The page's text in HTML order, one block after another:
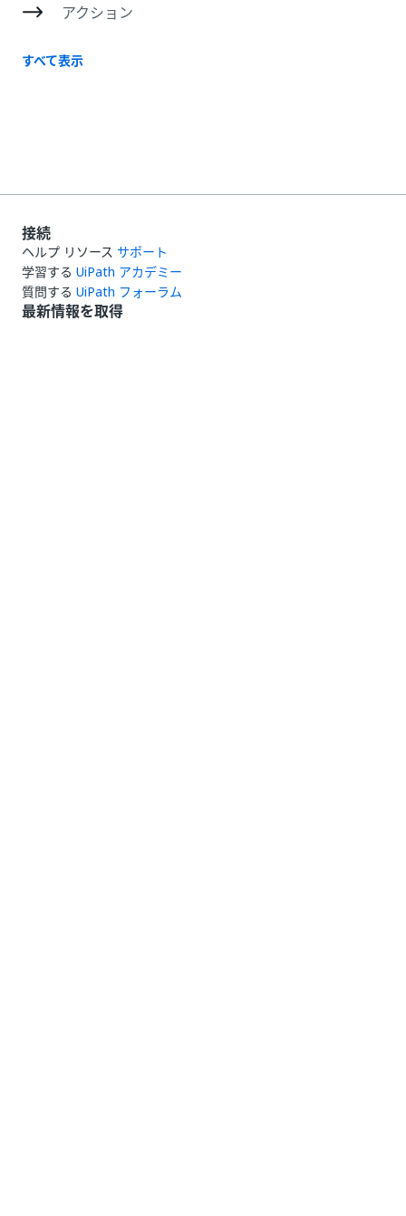
アクション
すべて表示
接続
ヘルプ リソース サポート
学習する UiPath アカデミー
質問する UiPath フォーラム
最新情報を取得